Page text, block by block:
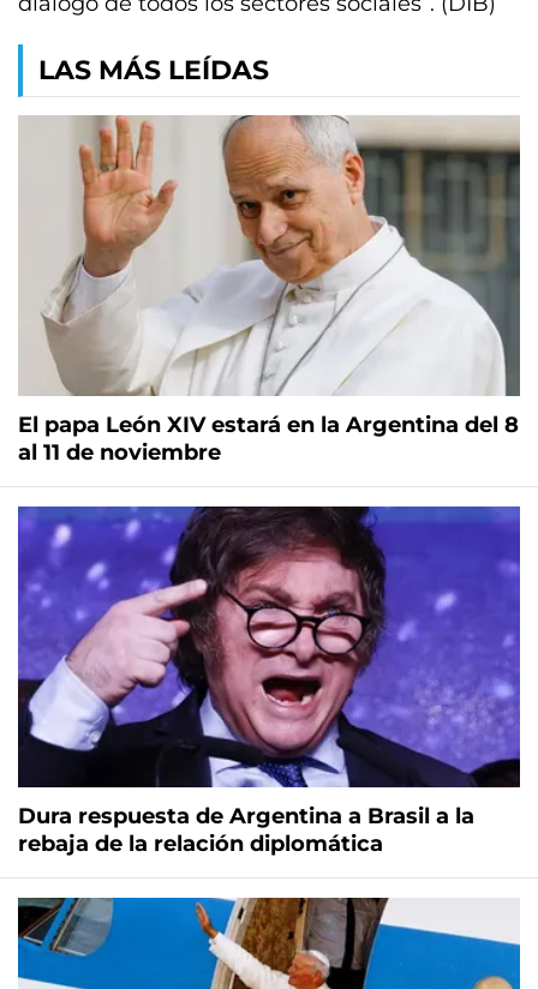
LAS MÁS LEÍDAS
El papa León XIV estará en la Argentina del 8
al 11 de noviembre
Dura respuesta de Argentina a Brasil a la
rebaja de la relación diplomática